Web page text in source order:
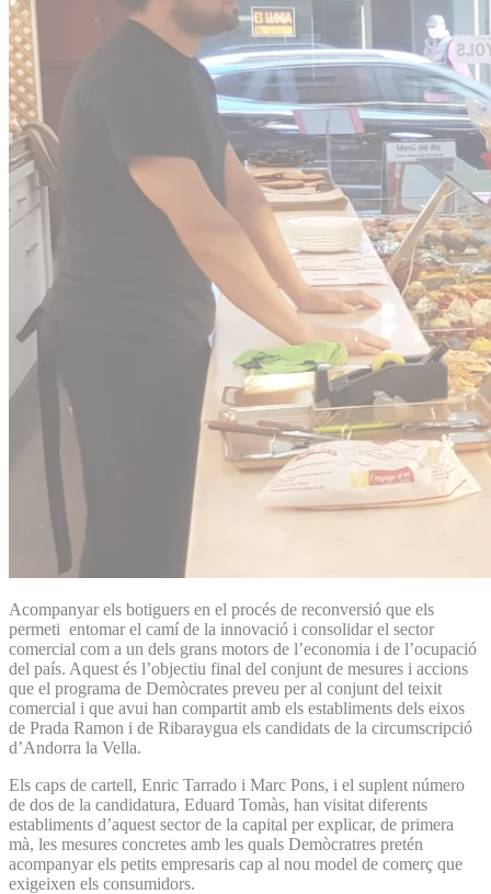
Acompanyar els botiguers en el procés de reconversió que els
permeti entomar el camí de la innovació i consolidar el sector
comercial com a un dels grans motors de l’economia i de l’ocupació
del país. Aquest és l’objectiu final del conjunt de mesures i accions
que el programa de Demòcrates preveu per al conjunt del teixit
comercial i que avui han compartit amb els establiments dels eixos
de Prada Ramon i de Ribaraygua els candidats de la circumscripció
d’Andorra la Vella.
Els caps de cartell, Enric Tarrado i Marc Pons, i el suplent número
de dos de la candidatura, Eduard Tomàs, han visitat diferents
establiments d’aquest sector de la capital per explicar, de primera
mà, les mesures concretes amb les quals Demòcratres pretén
acompanyar els petits empresaris cap al nou model de comerç que
exigeixen els consumidors.